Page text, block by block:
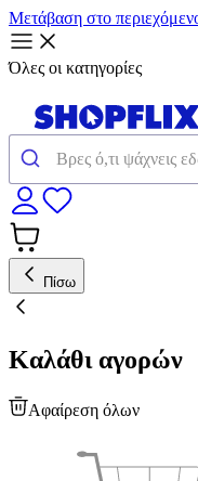
Μετάβαση στο
Όλες οι κατηγορίες
Πίσω
Καλάθι αγορών
Αφαίρεση όλων